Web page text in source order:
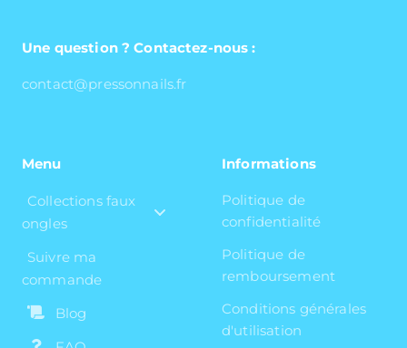
Une question ? Contactez-nous :
contact@pressonnails.fr
Menu
Collections faux
ongles
Suivre ma
commande
Blog
Informations
Politique de
confidentialité
Politique de
remboursement
Conditions générales
d'utilisation